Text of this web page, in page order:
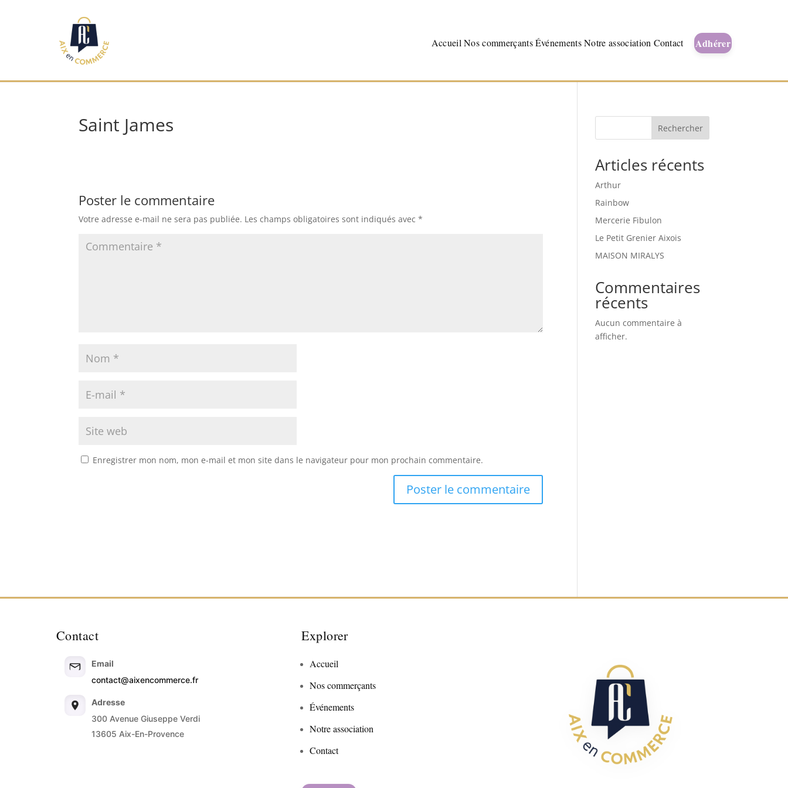
Accueil Nos commerçantsÉvénementsNotre association Contact Adhérer
Saint James
Poster le commentaire
Votre adresse e-mail ne sera pas publiée. Les champs obligatoires sont indiqués avec*
Enregistrer mon nom, mon e-mail et mon site dans le navigateur pour mon prochain commentaire.
Rechercher
Articles récents
Arthur
Rainbow
Mercerie Fibulon
Le Petit Grenier Aixois
MAISON MIRALYS
Commentaires
récents
Aucun commentaire à
afficher.
Contact
Email
contact@aixencommerce.fr
Adresse
300 Avenue Giuseppe Verdi
13605 Aix-En-Provence
Explorer
Accueil
Nos commerçants
Événements
Notre association
Contact